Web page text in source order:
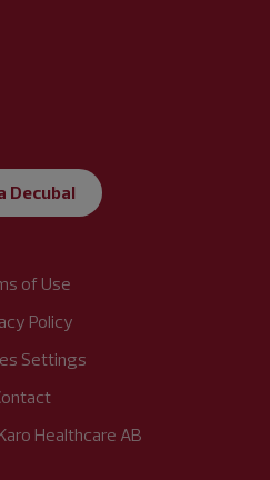
Decubal
of Use
Policy
Settings
Healthcare AB